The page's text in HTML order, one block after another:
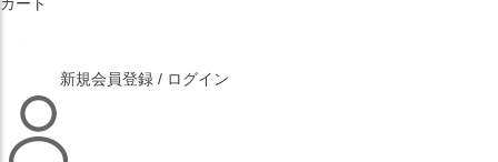
新規会員登録 / ログイン